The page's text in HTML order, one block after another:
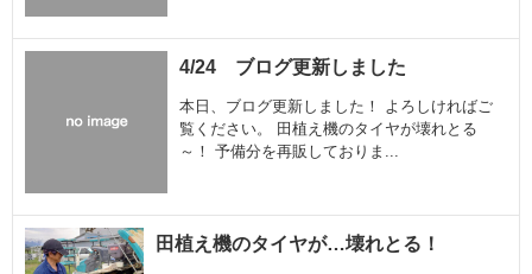
4/24 ブログ更新しました
本日、ブログ更新しました！ よろしければご
覧ください。 田植え機のタイヤが壊れとる
～！ 予備分を再販しておりま...
田植え機のタイヤが…壊れとる！